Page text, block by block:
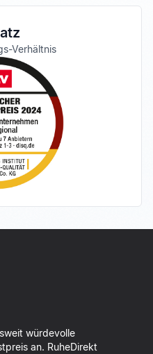
Verhältnis
würdevolle
an. RuheDirekt